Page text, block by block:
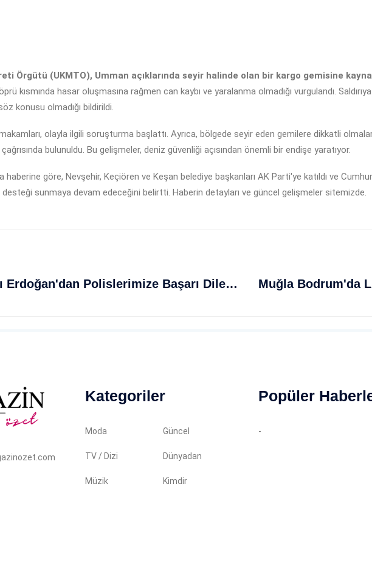
Örgütü (UKMTO), Umman açıklarında seyir halinde olan bir kargo gemisine
kısmında hasar oluşmasına rağmen can kaybı ve yaralanma olmadığı vurgulandı.
konusu olmadığı bildirildi.
olayla ilgili soruşturma başlattı. Ayrıca, bölgede seyir eden gemilere dikkatli
bulunuldu. Bu gelişmeler, deniz güvenliği açısından önemli bir endişe yaratıyor.
haberine göre, Nevşehir, Keçiören ve Keşan belediye başkanları AK Parti'ye katıldı ve
sunmaya devam edeceğini belirtti. Haberin detayları ve güncel gelişmeler sitemizde.
Cumhurbaşkanı Erdoğan'dan Polislerimize Başarı Dileği Ve 15 Temmuz Vurgusu
Kategoriler
Moda Güncel
TV / Dizi Dünyadan
Müzik Kimdir
Popüler
-